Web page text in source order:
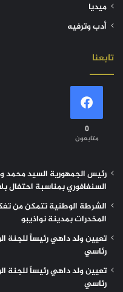
ميديا
أدب وترفيه
تابعنا
0
متابعون
رئيس الجمهورية السيد محمد
السنغافوري بمناسبة احتفال
الشرطة الوطنية تتمكن من
المخدرات بمدينة نواذيبو
تعيين ولد داهي رئيساً للجنة
رئاسي
تعيين ولد داهي رئيساً للجنة
رئاسي